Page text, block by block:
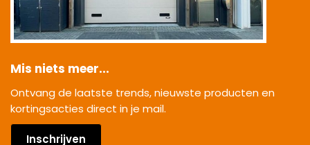
Mis niets meer...
Ontvang de laatste trends, nieuwste producten en
kortingsacties direct in je mail.
Inschrijven